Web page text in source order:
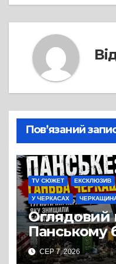
Пов’язаний
TV СЮЖЕТ ЕКСКЛЮЗИВ
У ЧЕРКАСАХ
Оглядовий
Панському
СЕР 7, 2026